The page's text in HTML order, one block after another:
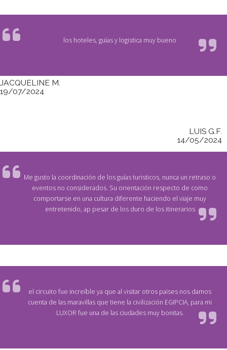
los hoteles, guìas y logistica muy bueno
JACQUELINE M.
19/07/2024
LUIS G.F.
14/05/2024
Me gusto la coordinación de los guías turisticos, nunca un retraso o
eventos no considerados. Su orientación respecto de como
comportarse en una cultura diferente haciendo el viaje muy
entretenido, ap pesar de los duro de los itinerarios
el circuito fue increíble ya que al visitar otros paises nos damos
cuenta de las maravillas que tiene la civilización EGIPCIA, para mi
LUXOR fue una de las ciudades muy bonitas.